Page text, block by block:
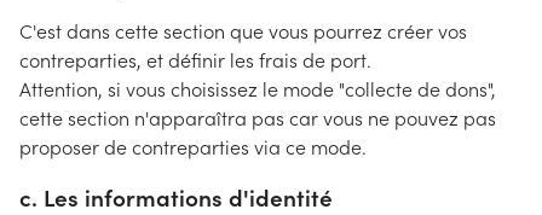
C'est dans cette section que vous pourrez créer vos
contreparties, et définir les frais de port.
Attention, si vous choisissez le mode "collecte de dons",
cette section n'apparaîtra pas car vous ne pouvez pas
proposer de contreparties via ce mode.
c. Les informations d'identité